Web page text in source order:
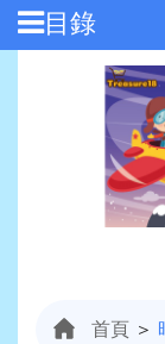
目錄
首頁 ＞